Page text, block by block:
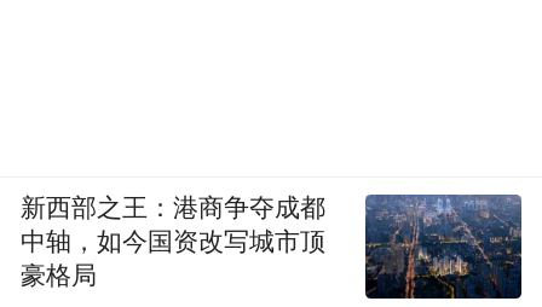
新西部之王：港商争夺成都
中轴，如今国资改写城市顶
豪格局